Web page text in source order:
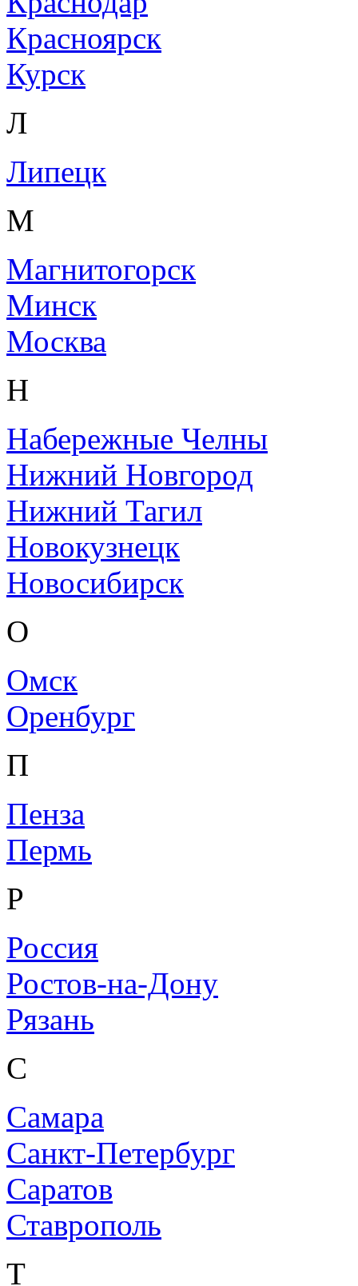
Красноярск
Курск
Л
Липецк
М
Магнитогорск
Минск
Москва
Н
Набережные Челны
Нижний Новгород
Нижний Тагил
Новокузнецк
Новосибирск
О
Омск
Оренбург
П
Пенза
Пермь
Р
Россия
Ростов-на-Дону
Рязань
С
Самара
Санкт-Петербург
Саратов
Ставрополь
Т